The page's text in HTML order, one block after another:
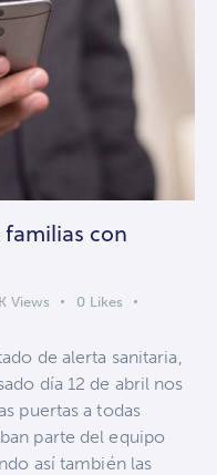
con
Views 0 Likes
de alerta sanitaria,
día 12 de abril nos
puertas a todas
parte del equipo
así también las